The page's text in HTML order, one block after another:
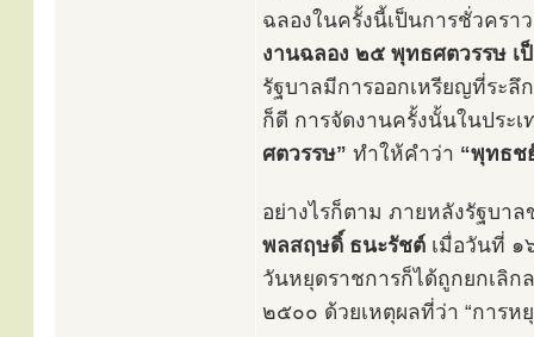
ฉลองในครั้งนี้เป็นการชั่วครา
งานฉลอง ๒๕ พุทธศตวรรษ เ
รัฐบาลมีการออกเหรียญที่ระลึ
ก็ดี การจัดงานครั้งนั้นในประ
ศตวรรษ” ทำให้คำว่า “พุทธช
อย่างไรก็ตาม ภายหลังรัฐบา
พลสฤษดิ์ ธนะรัชต์ เมื่อวันที่ ๑
วันหยุดราชการก็ได้ถูกยกเลิก
๒๕๐๐ ด้วยเหตุผลที่ว่า “การห